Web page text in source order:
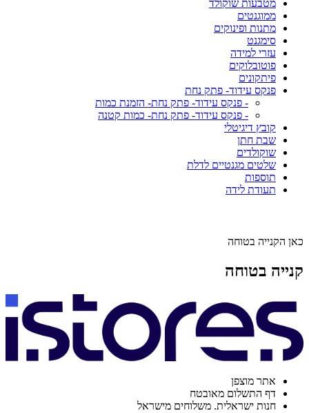
מטבעות שוקולד
ממוגנטים
מתנות ופינוקים
סימגנט
עזרי למידה
פוטובלוקים
פיתקונים
פנקס עידוד- פתק נחת
- פנקס עידוד- פתק נחת- הזמנת כמות
- פנקס עידוד- פתק נחת- כמות קטנה
קובץ דיגיטלי
שבת חתן
שוקולדים
שלטים מגנטיים לדלת
תוספות
תעודת לידה
כאן הקנייה בטוחה
קנייה בטוחה
אתר מוצפן
דף התשלום מאובטח
חנות ישראלית. משלוחים מישראל